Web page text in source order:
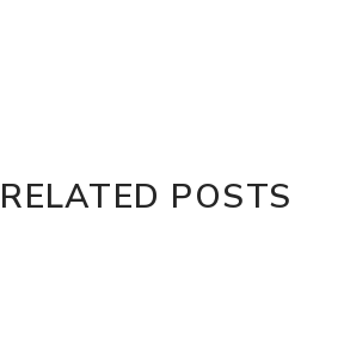
RELATED POSTS